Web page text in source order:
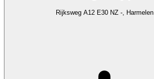
Rijksweg A12 E30 NZ -, Harmelen